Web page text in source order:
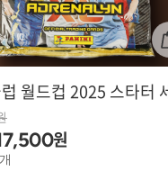
월드컵 2025 스타터
원